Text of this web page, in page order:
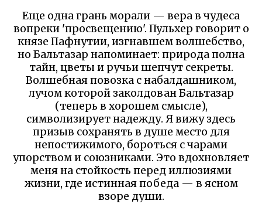
Еще одна грань морали — вера в чудеса
вопреки 'просвещению'. Пульхер говорит о
князе Пафнутии, изгнавшем волшебство,
но Бальтазар напоминает: природа полна
тайн, цветы и ручьи шепчут секреты.
Волшебная повозка с набалдашником,
лучом которой заколдован Бальтазар
(теперь в хорошем смысле),
символизирует надежду. Я вижу здесь
призыв сохранять в душе место для
непостижимого, бороться с чарами
упорством и союзниками. Это вдохновляет
меня на стойкость перед иллюзиями
жизни, где истинная победа — в ясном
взоре души.